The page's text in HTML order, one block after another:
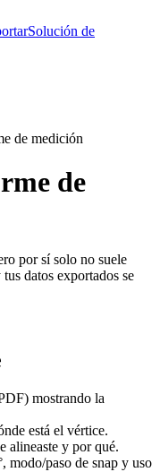
Solución de
de medición
de
por sí solo no suele
datos exportados se
mostrando la
está el vértice.
alineaste y por qué.
modo/paso de snap y uso